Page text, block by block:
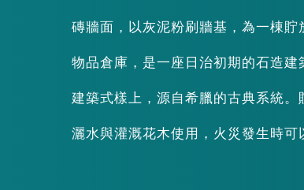
磚牆面，以灰泥粉刷牆基，為一棟
物品倉庫，是一座日治初期的石造
建築式樣上，源自希臘的古典系統。
灑水與灌溉花木使用，火災發生時可